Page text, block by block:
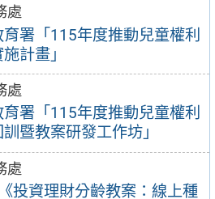
處
署「115年度推動兒童權利
計畫」
處
署「115年度推動兒童權利
暨教案研發工作坊」
處
投資理財分齡教案：線上種